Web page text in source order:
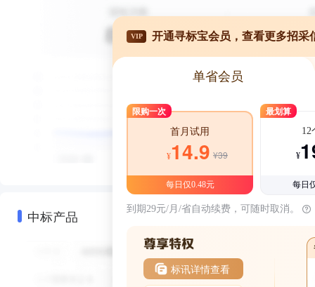
中标产品
VIP 开通寻标宝会员，查看更多招采
单省会员
限购一次
首月试用
¥14.9 ¥39
每日仅0.48元
最划算
12
¥
每日
到期29元/月/省自动续费，可随时取消。
标讯详情查看